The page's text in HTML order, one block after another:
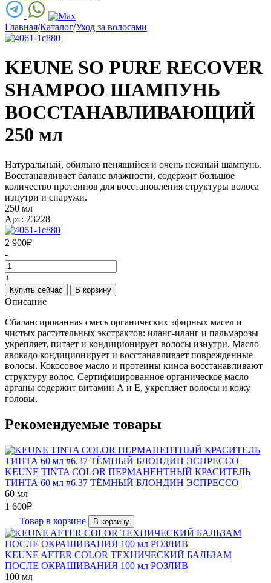
Главная/Каталог/Уход за волосами
KEUNE SO PURE RECOVER
SHAMPOO ШАМПУНЬ
ВОССТАНАВЛИВАЮЩИЙ
250 мл
Натуральный, обильно пенящийся и очень нежный шампунь.
Восстанавливает баланс влажности, содержит большое
количество протеинов для восстановления структуры волоса
изнутри и снаружи.
250 мл
Арт: 23228
2 900₽
-
+
Купить сейчас В корзину
Описание
Сбалансированная смесь органических эфирных масел и
чистых растительных экстрактов: иланг-иланг и пальмарозы
укрепляет, питает и кондиционирует волосы изнутри. Масло
авокадо кондиционирует и восстанавливает поврежденные
волосы. Кокосовое масло и протеины киноа восстанавливают
структуру волос. Сертифицированное органическое масло
арганы содержит витамин А и Е, укрепляет волосы и кожу
головы.
Рекомендуемые товары
KEUNE TINTA COLOR ПЕРМАНЕНТНЫЙ КРАСИТЕЛЬ
ТИНТА 60 мл #6.37 ТЁМНЫЙ БЛОНДИН ЭСПРЕССО
60 мл
1 600₽
Товар в корзине
В корзину
KEUNE AFTER COLOR ТЕХНИЧЕСКИЙ БАЛЬЗАМ
ПОСЛЕ ОКРАШИВАНИЯ 100 мл РОЗЛИВ
100 мл